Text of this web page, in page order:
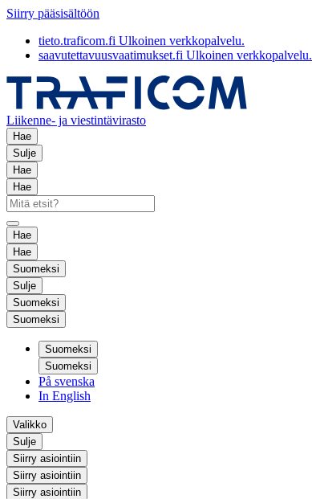
Siirry pääsisältöön
tieto.traficom.fi Ulkoinen verkkopalvelu.
saavutettavuusvaatimukset.fi Ulkoinen verkkopalvelu.
Liikenne- ja viestintävirasto
Hae
Sulje
Hae
Hae
Hae
Hae
Suomeksi
Sulje
Suomeksi
Suomeksi
Suomeksi
Suomeksi
På svenska
In English
Valikko
Sulje
Siirry asiointiin
Siirry asiointiin
Siirry asiointiin